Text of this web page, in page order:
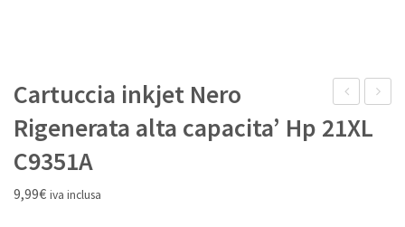
inkjet
Giallo
inkjet
Colore
Cartuccia inkjet Nero
Rigenerata alta capacita’ Hp 21XL
C9351A
9,99€ iva inclusa